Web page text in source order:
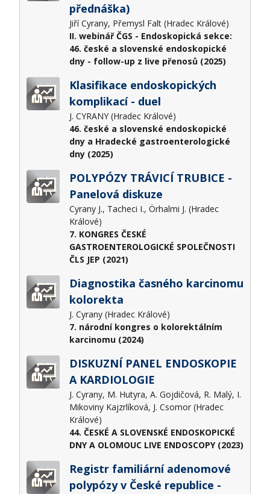
přednáška)
Jiří Cyrany, Přemysl Falt (Hradec Králové)
II. webinář ČGS - Endoskopická sekce:
46. české a slovenské endoskopické
dny - follow-up z live přenosů (2025)
Klasifikace endoskopických
komplikací - duel
J. CYRANY (Hradec Králové)
46. české a slovenské endoskopické
dny a Hradecké gastroenterologické
dny (2025)
POLYPÓZY TRÁVICÍ TRUBICE -
Panelová diskuze
Cyrany J., Tacheci I., Örhalmi J. (Hradec
Králové)
7. KONGRES ČESKÉ
GASTROENTEROLOGICKÉ SPOLEČNOSTI
ČLS JEP (2021)
Diagnostika časného karcinomu
kolorekta
J. Cyrany (Hradec Králové)
7. národní kongres o kolorektálním
karcinomu (2024)
DISKUZNÍ PANEL ENDOSKOPIE
A KARDIOLOGIE
J. Cyrany, M. Hutyra, A. Gojdičová, R. Malý, I.
Mikoviny Kajzrlíková, J. Csomor (Hradec
Králové)
44. ČESKÉ A SLOVENSKÉ ENDOSKOPICKÉ
DNY A OLOMOUC LIVE ENDOSCOPY (2023)
Registr familiární adenomové
polypózy v České republice -